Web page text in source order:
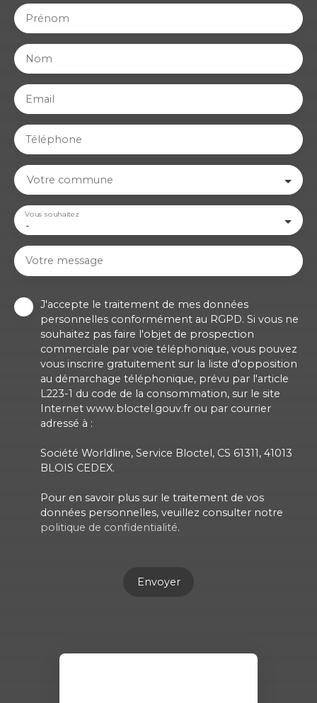
Prénom
Nom
Email
Téléphone
Votre commune
-
Vous souhaitez
Votre message
J'accepte le traitement de mes données
personnelles conformément au RGPD. Si vous ne
souhaitez pas faire l'objet de prospection
commerciale par voie téléphonique, vous pouvez
vous inscrire gratuitement sur la liste d'opposition
au démarchage téléphonique, prévu par l'article
L223-1 du code de la consommation, sur le site
Internet www.bloctel.gouv.fr ou par courrier
adressé à :
Société Worldline, Service Bloctel, CS 61311, 41013
BLOIS CEDEX.
Pour en savoir plus sur le traitement de vos
données personnelles, veuillez consulter notre
politique de confidentialité.
Envoyer